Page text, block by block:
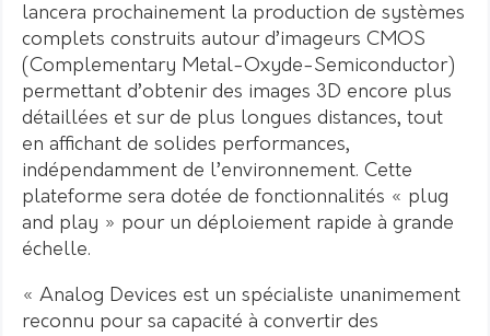
lancera prochainement la production de systèmes
complets construits autour d’imageurs CMOS
(Complementary Metal-Oxyde-Semiconductor)
permettant d’obtenir des images 3D encore plus
détaillées et sur de plus longues distances, tout
en affichant de solides performances,
indépendamment de l’environnement. Cette
plateforme sera dotée de fonctionnalités « plug
and play » pour un déploiement rapide à grande
échelle.
« Analog Devices est un spécialiste unanimement
reconnu pour sa capacité à convertir des